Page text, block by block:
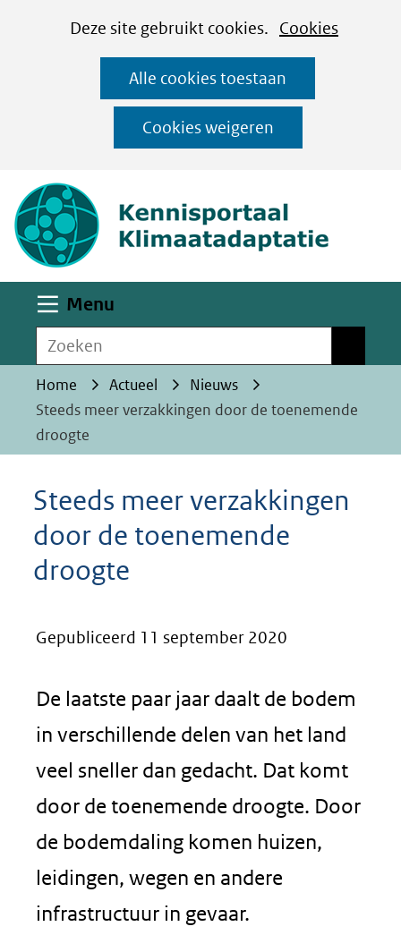
CookiesDeze site gebruikt cookies. Cookies
op
deze
website
worden
toegestaan
geweigerd.
Alle cookies toestaan
Cookies weigeren
Ga
naar
de
inhoud
Menu
Zoeken
Home Actueel
Nieuws
Steeds meer verzakkingen door de toenemende
droogte
Steeds meer verzakkingen
door de toenemende
droogte
Gepubliceerd 11 september 2020
De laatste paar jaar daalt de bodem
in verschillende delen van het land
veel sneller dan gedacht. Dat komt
door de toenemende droogte. Door
de bodemdaling komen huizen,
leidingen, wegen en andere
infrastructuur in gevaar.